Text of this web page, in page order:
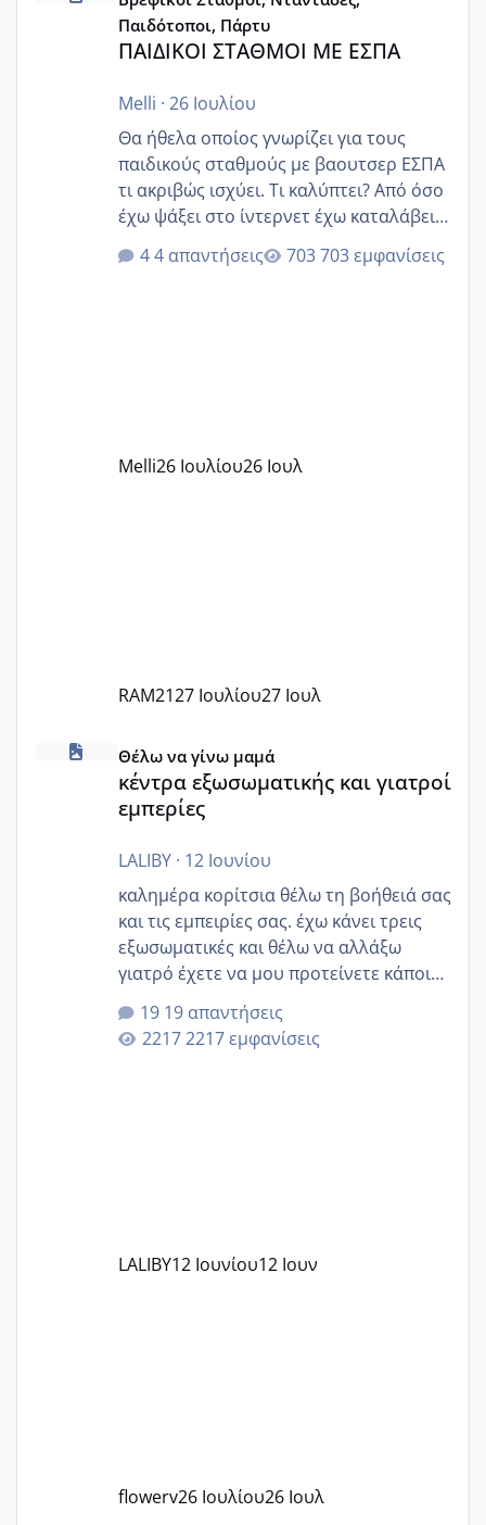
Παιδότοποι, Πάρτυ
ΠΑΙΔΙΚΟΙ ΣΤΑΘΜΟΙ ΜΕ ΕΣΠΑ
Melli · 26 Ιουλίου
Θα ήθελα οποίος γνωρίζει για τους
παιδικούς σταθμούς με βαουτσερ ΕΣΠΑ
τι ακριβώς ισχύει. Τι καλύπτει? Από όσο
έχω ψάξει στο ίντερνετ έχω καταλάβει
ότι το βαουτσερ καλύπτει όλα τα
δίδακτρα και τα τροφεια του ιδιωτικού
Εγώ πήγα σε έναν ιδιωτικό παιδικό στ
4 απαντήσεις 703 εμφανίσεις
Melli26 Ιουλίου26 Ιουλ
RAM2127 Ιουλίου27 Ιουλ
κέντρα εξωσωματικής και γιατροί εμπερίες
Θέλω να γίνω μαμά
κέντρα εξωσωματικής και γιατροί
εμπερίες
LALIBY· 12 Ιουνίου
καλημέρα κορίτσια θέλω τη βοήθειά σας
και τις εμπειρίες σας. έχω κάνει τρεις
εξωσωματικές και θέλω να αλλάξω
γιατρό έχετε να μου προτείνετε κάποιον
που μείνατε ευχαριστημένες και είχατε
επιιτυχία? έκανα στο υγεία με τον
ζερβομανωλάκη (δεν το εψαξε καθόλου
19 απαντήσεις
2217 εμφανίσεις
LALIBY12 Ιουνίου12 Ιουν
flowerv26 Ιουλίου26 Ιουλ